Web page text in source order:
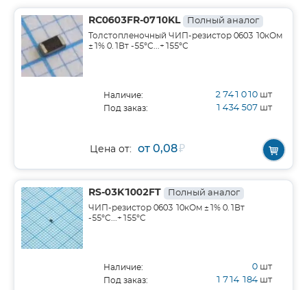
RC0603FR-0710KL Полный аналог
Толстопленочный ЧИП-резистор 0603 10кОм
±1% 0.1Вт -55°С...+155°С
Наличие: 2 741 010 шт
Под заказ: 1 434 507 шт
Цена от: от 0,08₽
RS-03K1002FT Полный аналог
ЧИП-резистор 0603 10кОм ±1% 0.1Вт
-55°C...+155°C
Наличие: 0 шт
Под заказ: 1 714 184 шт